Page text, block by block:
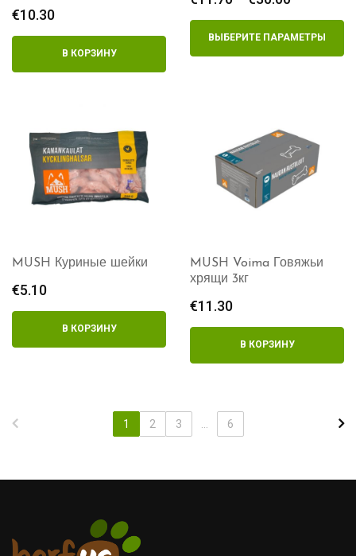
€10.30
В КОРЗИНУ
цен:
€11.70
–
ВЫБЕРИТЕ ПАРАМЕТРЫ
MUSH Куриные шейки
€5.10
В КОРЗИНУ
MUSH Voima Говяжьи
хрящи 3кг
€11.30
В КОРЗИНУ
1 2 3 6